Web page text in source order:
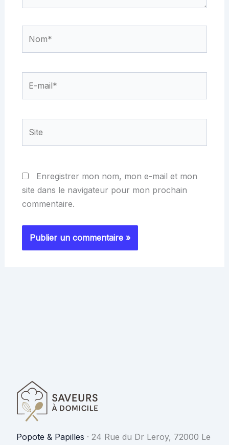
mail*
Enregistrer mon nom, mon e-mail et mon
site dans le navigateur pour mon prochain
commentaire.
Popote & Papilles · 24 Rue du Dr Leroy, 72000 Le